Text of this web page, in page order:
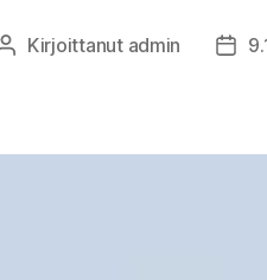
Kirjoittaja
Kirjoittanut admin